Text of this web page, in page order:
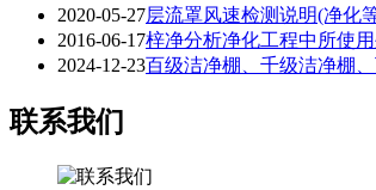
2020-05-27层流罩风速检测说明(净化
2016-06-17梓净分析净化工程中所使
2024-12-23百级洁净棚、千级洁净棚
联系我们